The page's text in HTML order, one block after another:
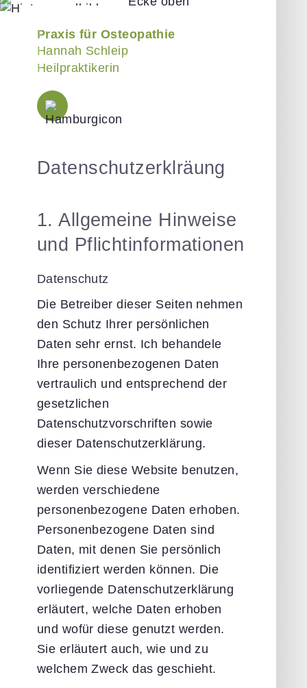
Praxis für Osteopathie
Hannah Schleip
Heilpraktikerin
Datenschutzerklräung
1. Allgemeine Hinweise
und Pflichtinformationen
Datenschutz
Die Betreiber dieser Seiten nehmen
den Schutz Ihrer persönlichen
Daten sehr ernst. Ich behandele
Ihre personenbezogenen Daten
vertraulich und entsprechend der
gesetzlichen
Datenschutzvorschriften sowie
dieser Datenschutzerklärung.
Wenn Sie diese Website benutzen,
werden verschiedene
personenbezogene Daten erhoben.
Personenbezogene Daten sind
Daten, mit denen Sie persönlich
identifiziert werden können. Die
vorliegende Datenschutzerklärung
erläutert, welche Daten erhoben
und wofür diese genutzt werden.
Sie erläutert auch, wie und zu
welchem Zweck das geschieht.